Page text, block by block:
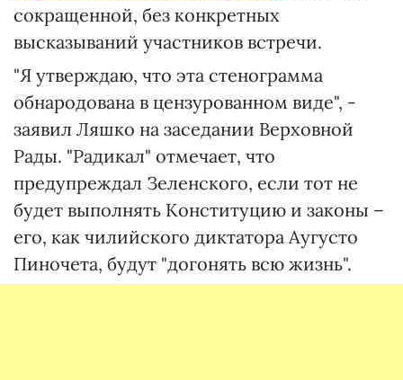
сокращенной, без конкретных
высказываний участников встречи.
"Я утверждаю, что эта стенограмма
обнародована в цензурованном виде", -
заявил Ляшко на заседании Верховной
Рады. "Радикал" отмечает, что
предупреждал Зеленского, если тот не
будет выполнять Конституцию и законы –
его, как чилийского диктатора Аугусто
Пиночета, будут "догонять всю жизнь".